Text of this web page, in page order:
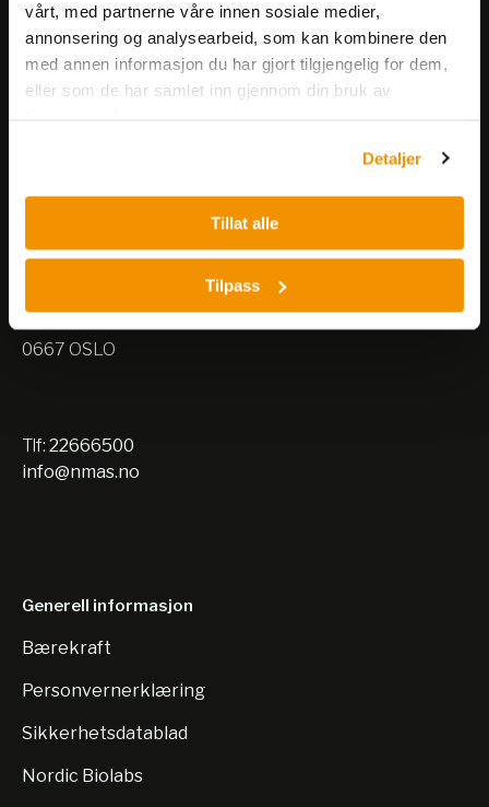
vårt, med partnerne våre innen sosiale medier,
annonsering og analysearbeid, som kan kombinere den
med annen informasjon du har gjort tilgjengelig for dem,
eller som de har samlet inn gjennom din bruk av
Detaljer
Tillat alle
Tilpass
Nils Hansens vei 8
0667 OSLO
Tlf: 22666500
info@nmas.no
Generell informasjon
Bærekraft
Personvernerklæring
Sikkerhetsdatablad
Nordic Biolabs